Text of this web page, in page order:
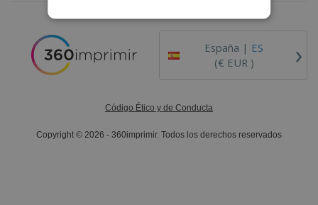
España | ES
(€ EUR )
›
Código Ético y de Conducta
Copyright © 2026 - 360imprimir. Todos los derechos reservados